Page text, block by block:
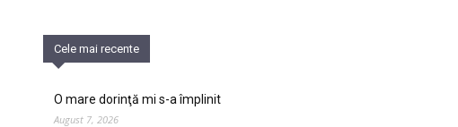
Cele mai recente
O mare dorinţă mi s-a împlinit
August 7, 2026